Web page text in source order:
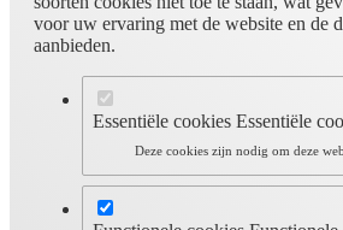
voor uw ervaring met de website en de
aanbieden.
Essentiële cookies Essentiële
Deze cookies zijn nodig om deze